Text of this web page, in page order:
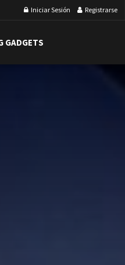
Iniciar Sesión Registrarse
GADGETS